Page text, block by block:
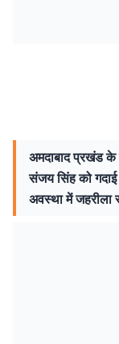
अमदाबाद प्रखंड के
संजय सिंह को गदाई
अवस्था में जहरीला